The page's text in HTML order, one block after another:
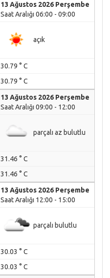
13 Ağustos 2026 Perşembe
Saat Aralığı 06:00 - 09:00
açık
30.79 ° C
30.79 ° C
13 Ağustos 2026 Perşembe
Saat Aralığı 09:00 - 12:00
parçalı az bulutlu
31.46 ° C
31.46 ° C
13 Ağustos 2026 Perşembe
Saat Aralığı 12:00 - 15:00
parçalı bulutlu
30.03 ° C
30.03 ° C